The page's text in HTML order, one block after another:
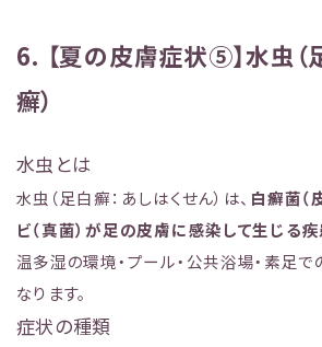
6. 【夏の皮膚症状⑤】水虫（
癬）
水虫とは
水虫（足白癬：あしはくせん）は、 白癬菌（
ビ（真菌）が足の皮膚に感染して生じる
温多湿の環境・プール・公共浴場・素足
なります。
症状の種類